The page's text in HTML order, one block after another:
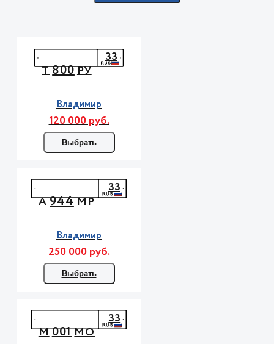
Т800РУ
33
Владимир
120 000 руб.
Выбрать
А944МР
33
Владимир
250 000 руб.
Выбрать
М001МО
33